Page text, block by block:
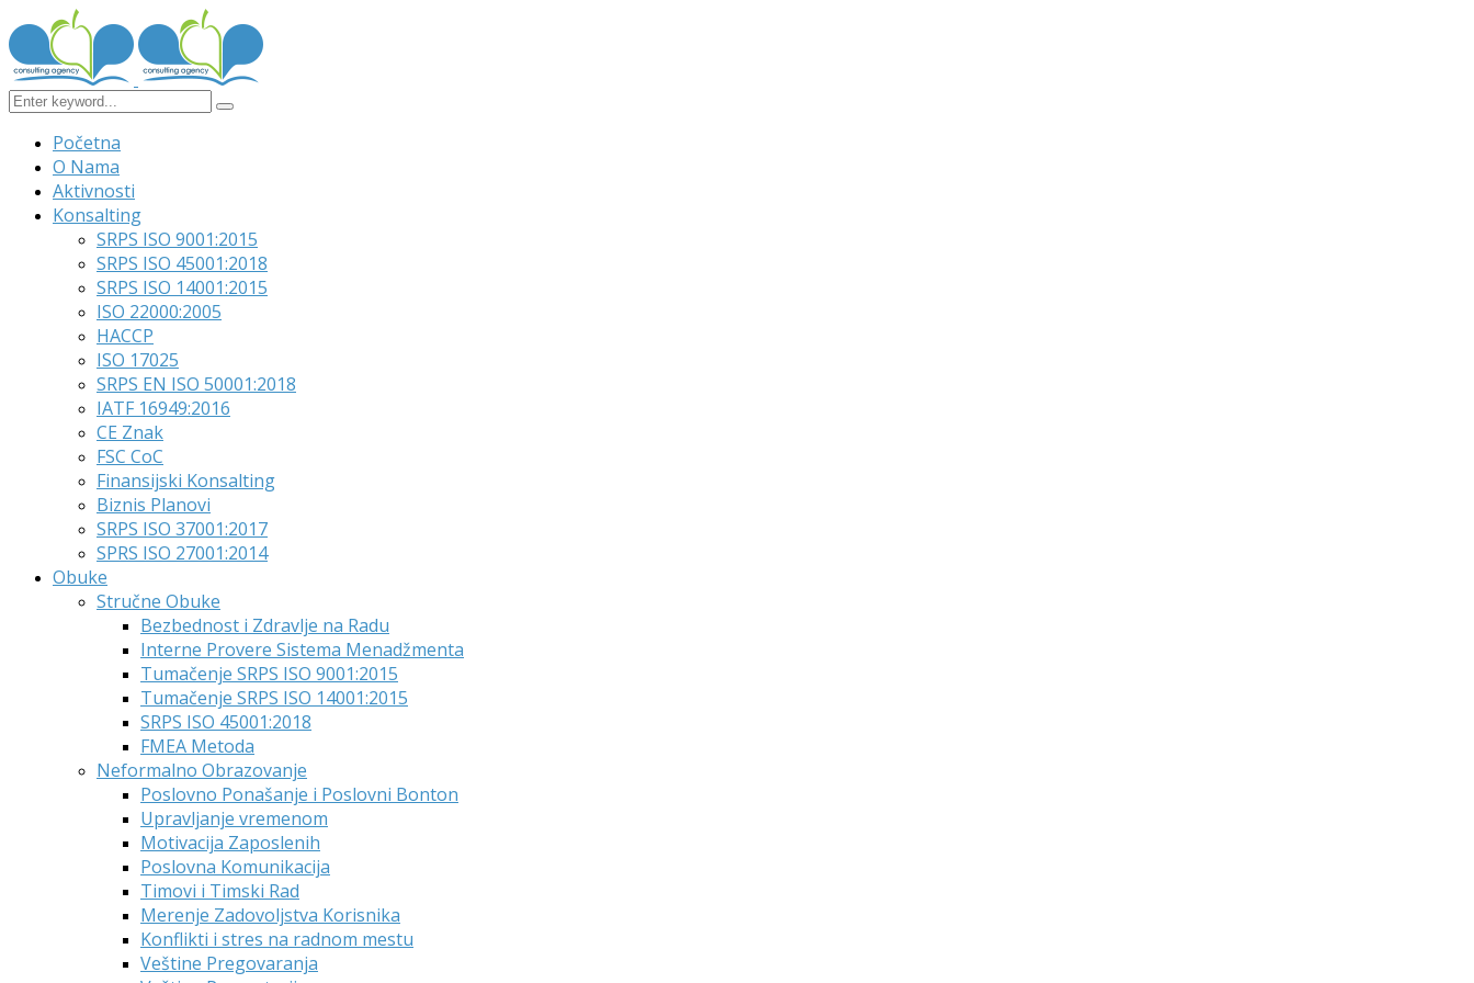
Početna
O Nama
Aktivnosti
Konsalting
SRPS ISO 9001:2015
SRPS ISO 45001:2018
SRPS ISO 14001:2015
ISO 22000:2005
HACCP
ISO 17025
SRPS EN ISO 50001:2018
IATF 16949:2016
CE Znak
FSC CoC
Finansijski Konsalting
Biznis Planovi
SRPS ISO 37001:2017
SPRS ISO 27001:2014
Obuke
Stručne Obuke
Bezbednost i Zdravlje na Radu
Interne Provere Sistema Menadžmenta
Tumačenje SRPS ISO 9001:2015
Tumačenje SRPS ISO 14001:2015
SRPS ISO 45001:2018
FMEA Metoda
Neformalno Obrazovanje
Poslovno Ponašanje i Poslovni Bonton
Upravljanje vremenom
Motivacija Zaposlenih
Poslovna Komunikacija
Timovi i Timski Rad
Merenje Zadovoljstva Korisnika
Konflikti i stres na radnom mestu
Veštine Pregovaranja